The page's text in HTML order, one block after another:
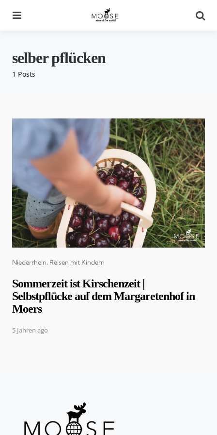
1 Posts
selber pflücken
Categories
Niederrhein Reisen mit Kindern
Sommerzeit ist Kirschenzeit |
Selbstpflücke auf dem Margaretenhof in
Moers
5 Jahren ago